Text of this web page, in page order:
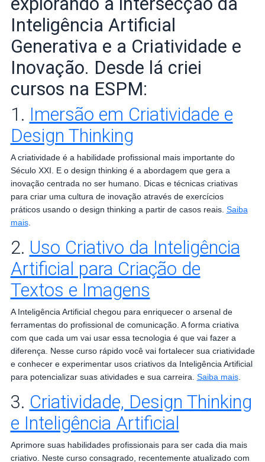
Inteligência Artificial
Generativa e a Criatividade e
Inovação. Desde lá criei
cursos na ESPM:
1. Imersão em Criatividade e
Design Thinking
​​​A criatividade é a habilidade profissional mais importante do
Século XXI. E o design thinking é a abordagem que gera a
inovação centrada no ser humano. Dicas e técnicas criativas
para criar uma cultura de inovação através de exercícios
práticos usando o design thinking a partir de casos reais. Saiba
mais.
2. Uso Criativo da Inteligência
Artificial para Criação de
Textos e Imagens
A Inteligência Artificial chegou para enriquecer o arsenal de
ferramentas do profissional de comunicação. A forma criativa
com que cada um vai usar essa tecnologia é que vai fazer a
diferença. Nesse curso rápido você vai fortalecer sua criatividade
e conhecer e experimentar usos criativos da Inteligência Artificial
para potencializar suas atividades e sua carreira. Saiba mais.
3. Criatividade, Design Thinking
e Inteligência Artificial
Aprimore suas habilidades profissionais para ser cada dia mais
criativo. Neste curso consagrado, recentemente atualizado com